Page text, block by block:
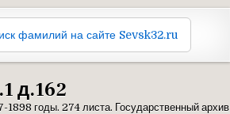
фамилий на сайте Sevsk32.ru
д.162
1898 годы. 274 листа. Государственный архив